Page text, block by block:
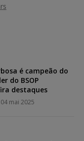
é campeão do
do BSOP
destaques
04 mai 2025